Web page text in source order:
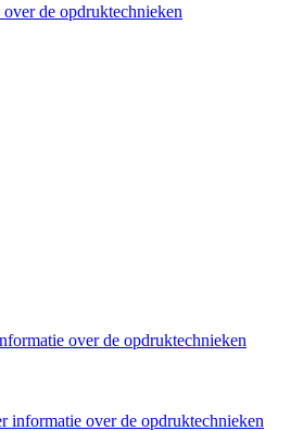
de opdruktechnieken
over de opdruktechnieken
informatie over de opdruktechnieken